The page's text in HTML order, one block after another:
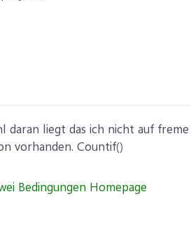
liegt das ich nicht auf freme
vorhanden. Countif()